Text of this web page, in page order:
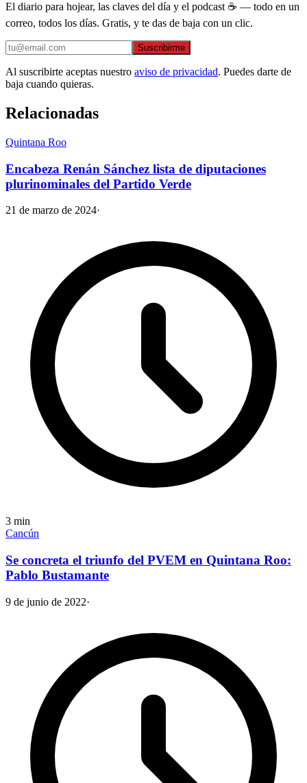
El diario para hojear, las claves del día y el podcast ☕ — todo en un
correo, todos los días. Gratis, y te das de baja con un clic.
Suscribirme
Al suscribirte aceptas nuestro aviso de privacidad. Puedes darte de
baja cuando quieras.
Relacionadas
Quintana Roo
Encabeza Renán Sánchez lista de diputaciones
plurinominales del Partido Verde
21 de marzo de 2024·
3 min
Cancún
Se concreta el triunfo del PVEM en Quintana Roo:
Pablo Bustamante
9 de junio de 2022·